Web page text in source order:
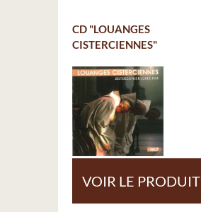
CD "LOUANGES
CISTERCIENNES"
VOIR LE PRODUIT